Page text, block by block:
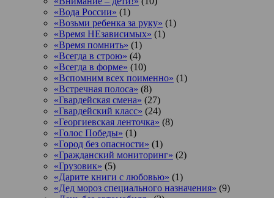
«Вода России» (1)
«Возьми ребенка за руку» (1)
«Время НЕзависимых» (1)
«Время помнить» (1)
«Всегда в строю» (4)
«Всегда в форме» (10)
«Вспомним всех поименно» (1)
«Встречная полоса» (8)
«Гвардейская смена» (27)
«Гвардейский класс» (24)
«Георгиевская ленточка» (8)
«Голос Победы» (1)
«Город без опасности» (1)
«Гражданский мониторинг» (2)
«Грузовик» (5)
«Дарите книги с любовью» (1)
«Дед мороз специального назначения» (9)